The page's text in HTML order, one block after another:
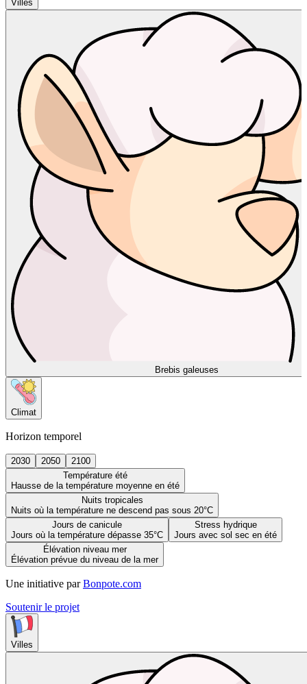
Villes
Brebis galeuses
Climat
Horizon temporel
2030 2050
2100
Température été
Hausse de la température moyenne en été
Nuits tropicales
Nuits où la température ne descend pas sous 20°C
Jours de canicule
Jours où la température dépasse 35°C
Stress hydrique
Jours avec sol sec en été
Élévation niveau mer
Élévation prévue du niveau de la mer
Une initiative par Bonpote.com
Soutenir le projet
Villes